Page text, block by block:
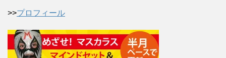
>>プロフィール